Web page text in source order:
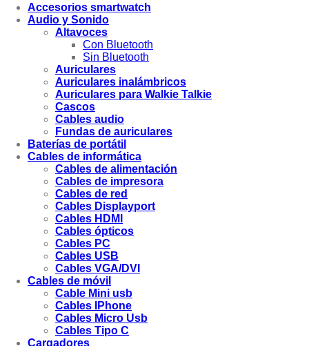
Accesorios smartwatch
Audio y Sonido
Altavoces
Con Bluetooth
Sin Bluetooth
Auriculares
Auriculares inalámbricos
Auriculares para Walkie Talkie
Cascos
Cables audio
Fundas de auriculares
Baterías de portátil
Cables de informática
Cables de alimentación
Cables de impresora
Cables de red
Cables Displayport
Cables HDMI
Cables ópticos
Cables PC
Cables USB
Cables VGA/DVI
Cables de móvil
Cable Mini usb
Cables IPhone
Cables Micro Usb
Cables Tipo C
Cargadores